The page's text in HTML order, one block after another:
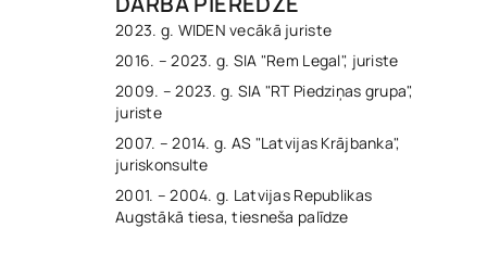
2023. g. WIDEN vecākā juriste
2016. – 2023. g. SIA "Rem Legal", juriste
2009. – 2023. g. SIA "RT Piedziņas grupa",
juriste
2007. – 2014. g. AS "Latvijas Krājbanka",
juriskonsulte
2001. – 2004. g. Latvijas Republikas
Augstākā tiesa, tiesneša palīdze